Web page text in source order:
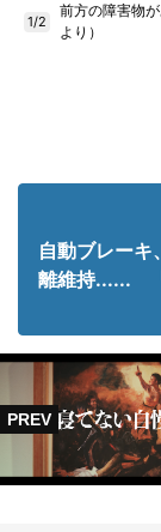
1/2
前方の障害物
より）
自動ブレーキ
離維持......